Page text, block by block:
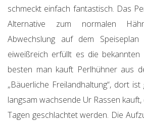
schmeckt einfach fantastisch. Das
Alternative zum normalen
Abwechslung auf dem
eiweißreich erfüllt es die bekannten
besten man kauft Perlhühner aus
„Bäuerliche Freilandhaltung“, dort
langsam wachsende Ur Rassen
Tagen geschlachtet werden. Die